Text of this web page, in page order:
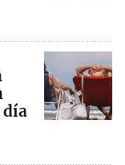
día